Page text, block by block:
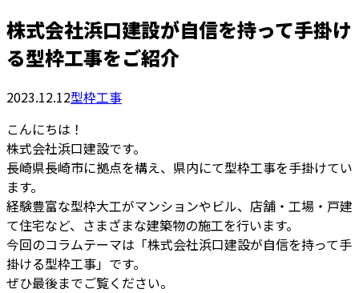
株式会社浜口建設が自信を持って手掛け
る型枠工事をご紹介
2023.12.12型枠工事
こんにちは！
株式会社浜口建設です。
長崎県長崎市に拠点を構え、県内にて型枠工事を手掛けてい
ます。
経験豊富な型枠大工がマンションやビル、店舗・工場・戸建
て住宅など、さまざまな建築物の施工を行います。
今回のコラムテーマは「株式会社浜口建設が自信を持って手
掛ける型枠工事」です。
ぜひ最後までご覧ください。